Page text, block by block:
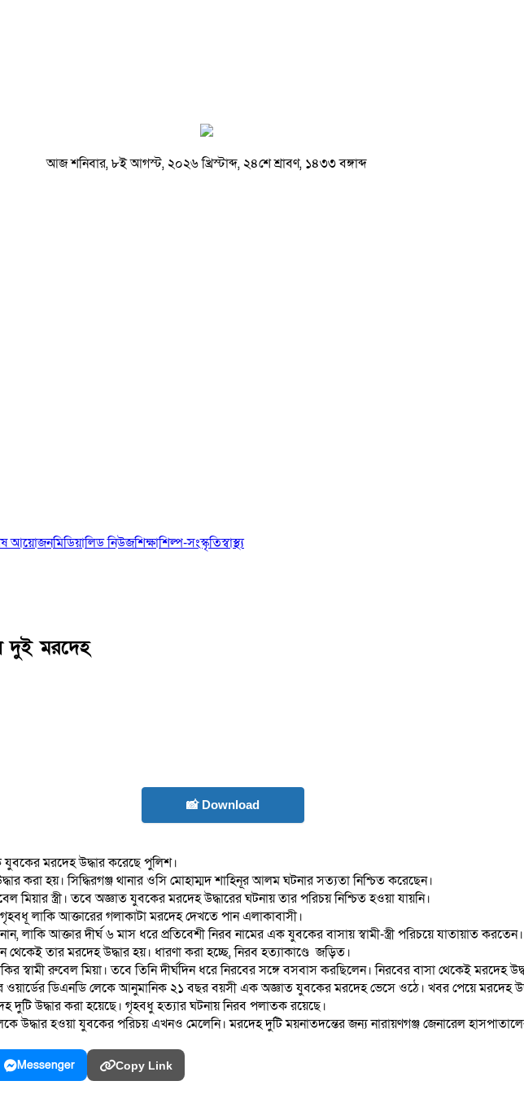
আজ শনিবার, ৮ই আগস্ট, ২০২৬ খ্রিস্টাব্দ, ২৪শে শ্রাবণ, ১৪৩৩ বঙ্গাব্দ
আয়োজনমিডিয়ালিড নিউজশিক্ষাশিল্প-সংস্কৃতিস্বাস্থ্য
দুই মরদেহ
📸 Download
যুবকের মরদেহ উদ্ধার করেছে পুলিশ।
করা হয়। সিদ্ধিরগঞ্জ থানার ওসি মোহাম্মদ শাহিনূর আলম ঘটনার সত্যতা নিশ্চিত করেছেন।
স্ত্রী। তবে অজ্ঞাত যুবকের মরদেহ উদ্ধারের ঘটনায় তার পরিচয় নিশ্চিত হওয়া যায়নি।
লাকি আক্তারের গলাকাটা মরদেহ দেখতে পান এলাকাবাসী।
লাকি আক্তার দীর্ঘ ৬ মাস ধরে প্রতিবেশী নিরব নামের এক যুবকের বাসায় স্বামী-স্ত্রী পরিচয়ে যাতায়াত করতেন।
তার মরদেহ উদ্ধার হয়। ধারণা করা হচ্ছে, নিরব হত্যাকাণ্ডে জড়িত।
স্বামী রুবেল মিয়া। তবে তিনি দীর্ঘদিন ধরে নিরবের সঙ্গে বসবাস করছিলেন। নিরবের বাসা থেকেই মরদেহ
ওয়ার্ডের ডিএনডি লেকে আনুমানিক ২১ বছর বয়সী এক অজ্ঞাত যুবকের মরদেহ ভেসে ওঠে। খবর পেয়ে মরদেহ
দুটি উদ্ধার করা হয়েছে। গৃহবধু হত্যার ঘটনায় নিরব পলাতক রয়েছে।
উদ্ধার হওয়া যুবকের পরিচয় এখনও মেলেনি। মরদেহ দুটি ময়নাতদন্তের জন্য নারায়ণগঞ্জ জেনারেল
Messenger Copy Link